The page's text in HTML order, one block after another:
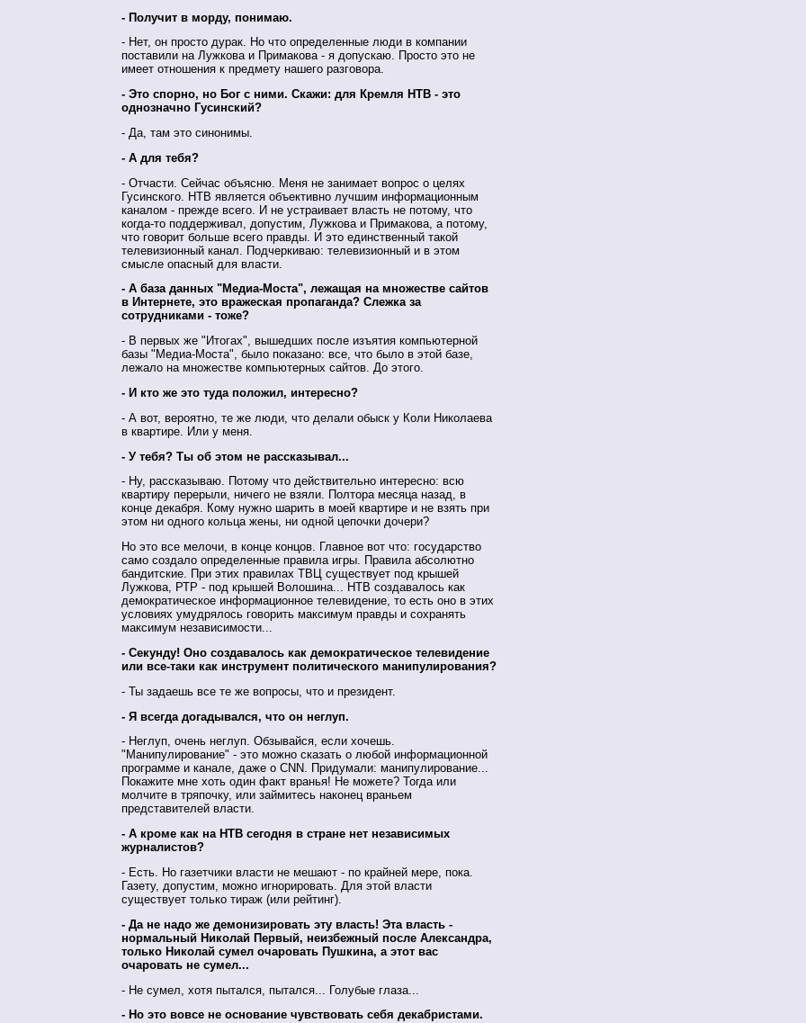
- Получит в морду, понимаю.
- Нет, он просто дурак. Но что определенные люди в компании
поставили на Лужкова и Примакова - я допускаю. Просто это не
имеет отношения к предмету нашего разговора.
- Это спорно, но Бог с ними. Скажи: для Кремля НТВ - это
однозначно Гусинский?
- Да, там это синонимы.
- А для тебя?
- Отчасти. Сейчас объясню. Меня не занимает вопрос о целях
Гусинского. НТВ является объективно лучшим информационным
каналом - прежде всего. И не устраивает власть не потому, что
когда-то поддерживал, допустим, Лужкова и Примакова, а потому,
что говорит больше всего правды. И это единственный такой
телевизионный канал. Подчеркиваю: телевизионный и в этом
смысле опасный для власти.
- А база данных "Медиа-Моста", лежащая на множестве сайтов
в Интернете, это вражеская пропаганда? Слежка за
сотрудниками - тоже?
- В первых же "Итогах", вышедших после изъятия компьютерной
базы "Медиа-Моста", было показано: все, что было в этой базе,
лежало на множестве компьютерных сайтов. До этого.
- И кто же это туда положил, интересно?
- А вот, вероятно, те же люди, что делали обыск у Коли Николаева
в квартире. Или у меня.
- У тебя? Ты об этом не рассказывал...
- Ну, рассказываю. Потому что действительно интересно: всю
квартиру перерыли, ничего не взяли. Полтора месяца назад, в
конце декабря. Кому нужно шарить в моей квартире и не взять при
этом ни одного кольца жены, ни одной цепочки дочери?
Но это все мелочи, в конце концов. Главное вот что: государство
само создало определенные правила игры. Правила абсолютно
бандитские. При этих правилах ТВЦ существует под крышей
Лужкова, РТР - под крышей Волошина... НТВ создавалось как
демократическое информационное телевидение, то есть оно в этих
условиях умудрялось говорить максимум правды и сохранять
максимум независимости...
- Секунду! Оно создавалось как демократическое телевидение
или все-таки как инструмент политического манипулирования?
- Ты задаешь все те же вопросы, что и президент.
- Я всегда догадывался, что он неглуп.
- Неглуп, очень неглуп. Обзывайся, если хочешь.
"Манипулирование" - это можно сказать о любой информационной
программе и канале, даже о CNN. Придумали: манипулирование...
Покажите мне хоть один факт вранья! Не можете? Тогда или
молчите в тряпочку, или займитесь наконец враньем
представителей власти.
- А кроме как на НТВ сегодня в стране нет независимых
журналистов?
- Есть. Но газетчики власти не мешают - по крайней мере, пока.
Газету, допустим, можно игнорировать. Для этой власти
существует только тираж (или рейтинг).
- Да не надо же демонизировать эту власть! Эта власть -
нормальный Николай Первый, неизбежный после Александра,
только Николай сумел очаровать Пушкина, а этот вас
очаровать не сумел...
- Не сумел, хотя пытался, пытался... Голубые глаза...
- Но это вовсе не основание чувствовать себя декабристами.